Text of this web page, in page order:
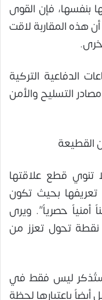
بنفسها، فإن القوى
هذه المقاربة لاقت
الدفاعية التركية
التسليح والأمن
القطيعة
تنوي قطع علاقتها
بحيث تكون
أمنياً حصرياً”. ويرى
نقطة تحول تعزز من
ستُذكر ليس فقط في
أيضاً باعتبارها لحظة